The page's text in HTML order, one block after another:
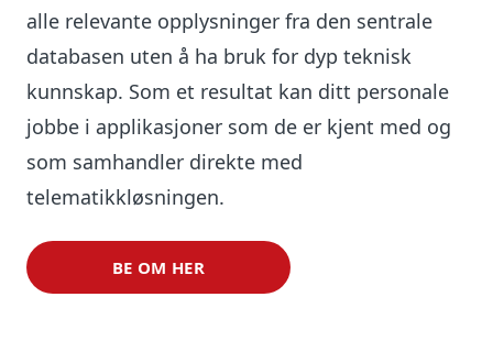
alle relevante opplysninger fra den sentrale
databasen uten å ha bruk for dyp teknisk
kunnskap. Som et resultat kan ditt personale
jobbe i applikasjoner som de er kjent med og
som samhandler direkte med
telematikkløsningen.
BE OM HER